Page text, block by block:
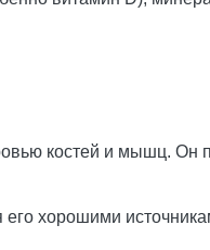
костей и мышц. Он
хорошими